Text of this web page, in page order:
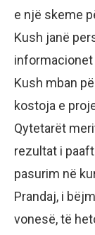
e një skeme
Kush janë
informacionet
Kush mban
kostoja e
Qytetarët
rezultat i
pasurim në
Prandaj, i
vonesë, të